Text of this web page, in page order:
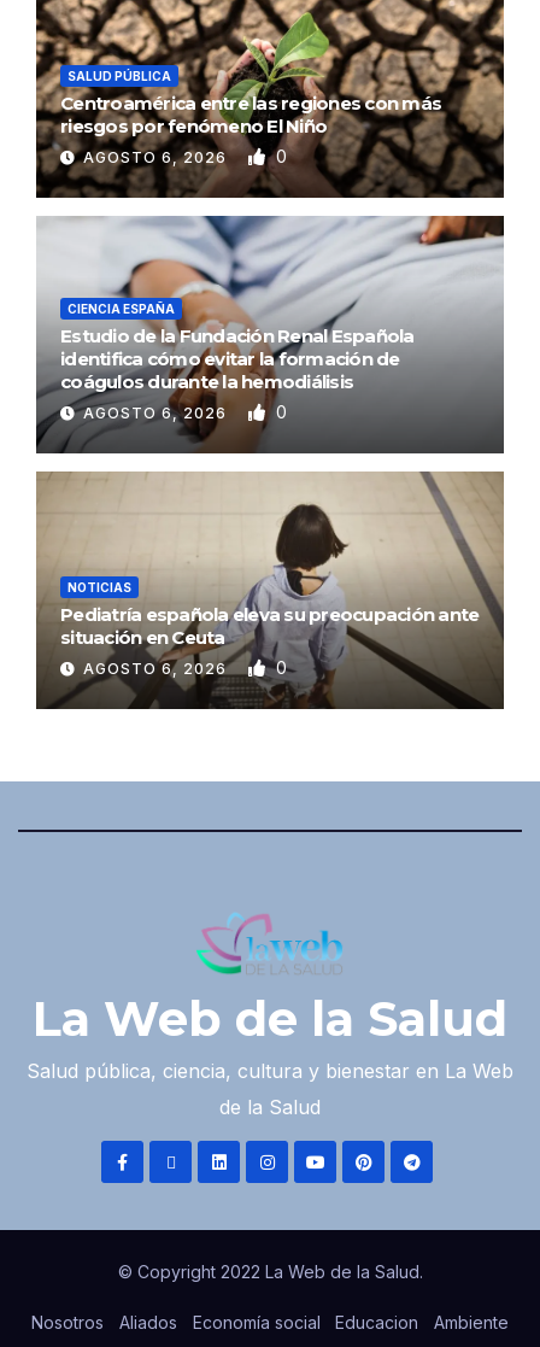
SALUD PÚBLICA
Centroamérica entre las regiones con más
riesgos por fenómeno El Niño
AGOSTO 6, 2026 0
CIENCIA ESPAÑA
Estudio de la Fundación Renal Española
identifica cómo evitar la formación de
coágulos durante la hemodiálisis
AGOSTO 6, 2026 0
NOTICIAS
Pediatría española eleva su preocupación ante
situación en Ceuta
AGOSTO 6, 2026 0
La Web de la Salud
Salud pública, ciencia, cultura y bienestar en La Web
de la Salud
© Copyright 2022 La Web de la Salud.
Nosotros Aliados Economía social Educacion Ambiente